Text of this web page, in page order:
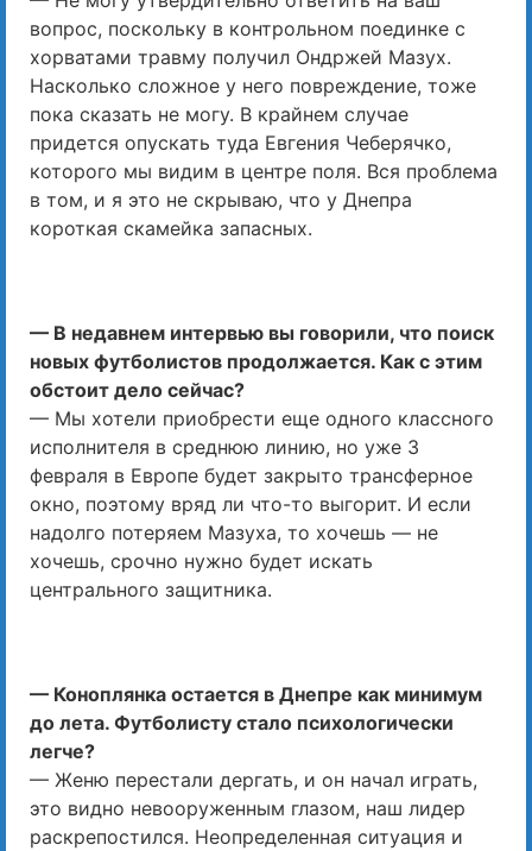
вопрос, поскольку в контрольном поединке с
хорватами травму получил Ондржей Мазух.
Насколько сложное у него повреждение, тоже
пока сказать не могу. В крайнем случае
придется опускать туда Евгения Чеберячко,
которого мы видим в центре поля. Вся проблема
в том, и я это не скрываю, что у Днепра
короткая скамейка запасных.
— В недавнем интервью вы говорили, что поиск
новых футболистов продолжается. Как с этим
обстоит дело сейчас?
— Мы хотели приобрести еще одного классного
исполнителя в среднюю линию, но уже 3
февраля в Европе будет закрыто трансферное
окно, поэтому вряд ли что-то выгорит. И если
надолго потеряем Мазуха, то хочешь — не
хочешь, срочно нужно будет искать
центрального защитника.
— Коноплянка остается в Днепре как минимум
до лета. Футболисту стало психологически
легче?
— Женю перестали дергать, и он начал играть,
это видно невооруженным глазом, наш лидер
раскрепостился. Неопределенная ситуация и